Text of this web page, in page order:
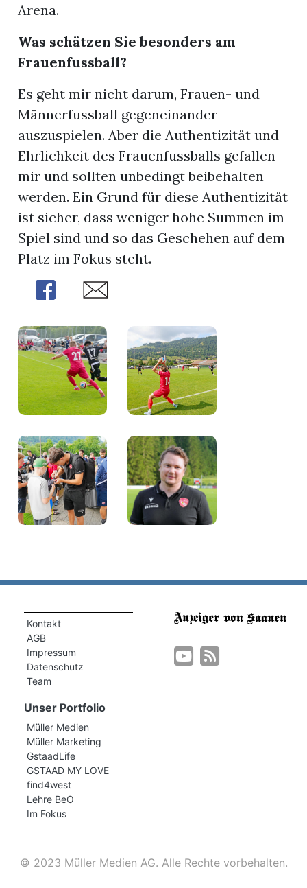
Arena.
Was schätzen Sie besonders am
Frauenfussball?
Es geht mir nicht darum, Frauen- und
Männerfussball gegeneinander
auszuspielen. Aber die Authentizität und
Ehrlichkeit des Frauenfussballs gefallen
mir und sollten unbedingt beibehalten
werden. Ein Grund für diese Authentizität
ist sicher, dass weniger hohe Summen im
Spiel sind und so das Geschehen auf dem
Platz im Fokus steht.
Share
Share
Kontakt
AGB
Impressum
Datenschutz
Team
Unser Portfolio
Müller Medien
Müller Marketing
GstaadLife
GSTAAD MY LOVE
find4west
Lehre BeO
Im Fokus
© 2023 Müller Medien AG. Alle Rechte vorbehalten.